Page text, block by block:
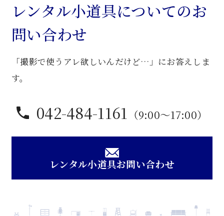
ー
ム
椅
個
レンタル小道具についてのお
問い合わせ
「撮影で使うアレ欲しいんだけど…」にお答えしま
す。
042-484-1161 （9:00〜17:00）
レンタル小道具お問い合わせ